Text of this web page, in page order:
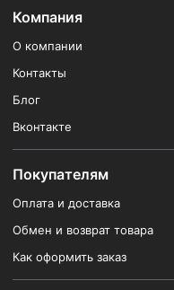
Компания
О компании
Контакты
Блог
Вконтакте
Покупателям
Оплата и доставка
Обмен и возврат товара
Как оформить заказ